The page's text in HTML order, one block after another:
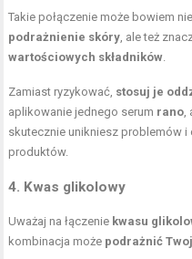
Takie połączenie może bowiem
podrażnienie skóry , ale też
wartościowych składników
Zamiast ryzykować, stosuj je
aplikowanie jednego serum rano
skutecznie unikniesz problemów
produktów.
4. Kwas glikolowy
Uważaj na łączenie kwasu
kombinacja może podrażnić